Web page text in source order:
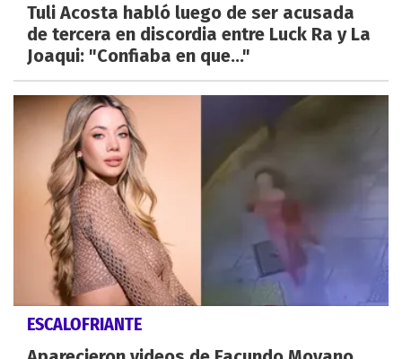
Tuli Acosta habló luego de ser acusada
de tercera en discordia entre Luck Ra y La
Joaqui: "Confiaba en que..."
ESCALOFRIANTE